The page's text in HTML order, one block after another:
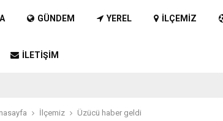
GÜNDEM YEREL İLÇEMIZ
İLETIŞIM
İlçemiz Üzücü haber geldi